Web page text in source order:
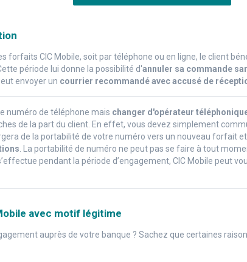
forfaits CIC Mobile, soit par téléphone ou en ligne, le client
période lui donne la possibilité d'annuler sa commande
envoyer un courrier recommandé avec accusé de
numéro de téléphone mais changer d'opérateur
de la part du client. En effet, vous devez simplement
de la portabilité de votre numéro vers un nouveau forfait et
. La portabilité de numéro ne peut pas se faire à tout
pendant la période d’engagement, CIC Mobile peut
avec motif légitime
auprès de votre banque ? Sachez que certaines